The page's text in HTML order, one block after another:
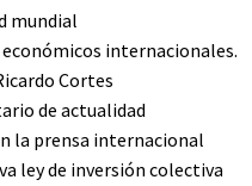
mundial
internacionales.
Cortes
de actualidad
la prensa internacional
ley de inversión colectiva